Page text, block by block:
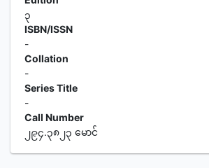
၃
ISBN/ISSN
-
Collation
-
Series Title
-
Call Number
၂၉၄.၃၈၂၃ မောင်